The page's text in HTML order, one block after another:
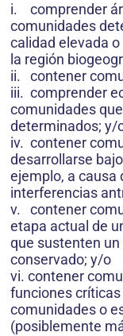
i. comprender
comunidades
calidad elevada
la región
ii. contener
iii. comprender
comunidades
determinados; y/
iv. contener
desarrollarse
ejemplo, a causa
interferencias
v. contener
etapa actual de
que sustenten
conservado; y/o
vi. contener
funciones
comunidades o
(posiblemente